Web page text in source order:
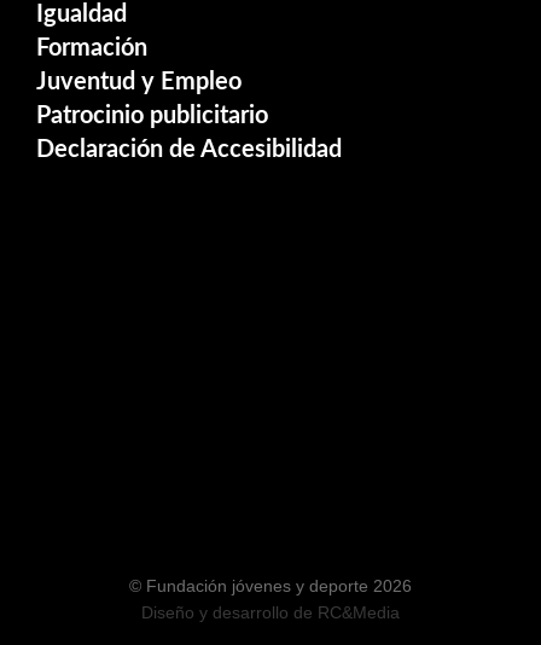
Igualdad
Formación
Juventud y Empleo
Patrocinio publicitario
Declaración de Accesibilidad
© Fundación jóvenes y deporte 2026
Diseño y desarrollo de RC&Media